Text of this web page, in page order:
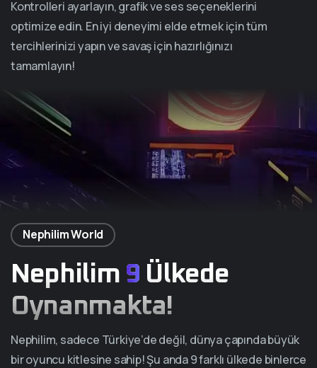
Kontrolleri ayarlayın, grafik ve ses seçeneklerini
optimize edin. En iyi deneyimi elde etmek için tüm
tercihlerinizi yapın ve savaş için hazırlığınızı
tamamlayın!
Nephilim World
Nephilim 9 Ülkede
Oynanmakta!
Nephilim, sadece Türkiye’de değil, dünya çapında büyük
bir oyuncu kitlesine sahip! Şu anda 9 farklı ülkede binlerce